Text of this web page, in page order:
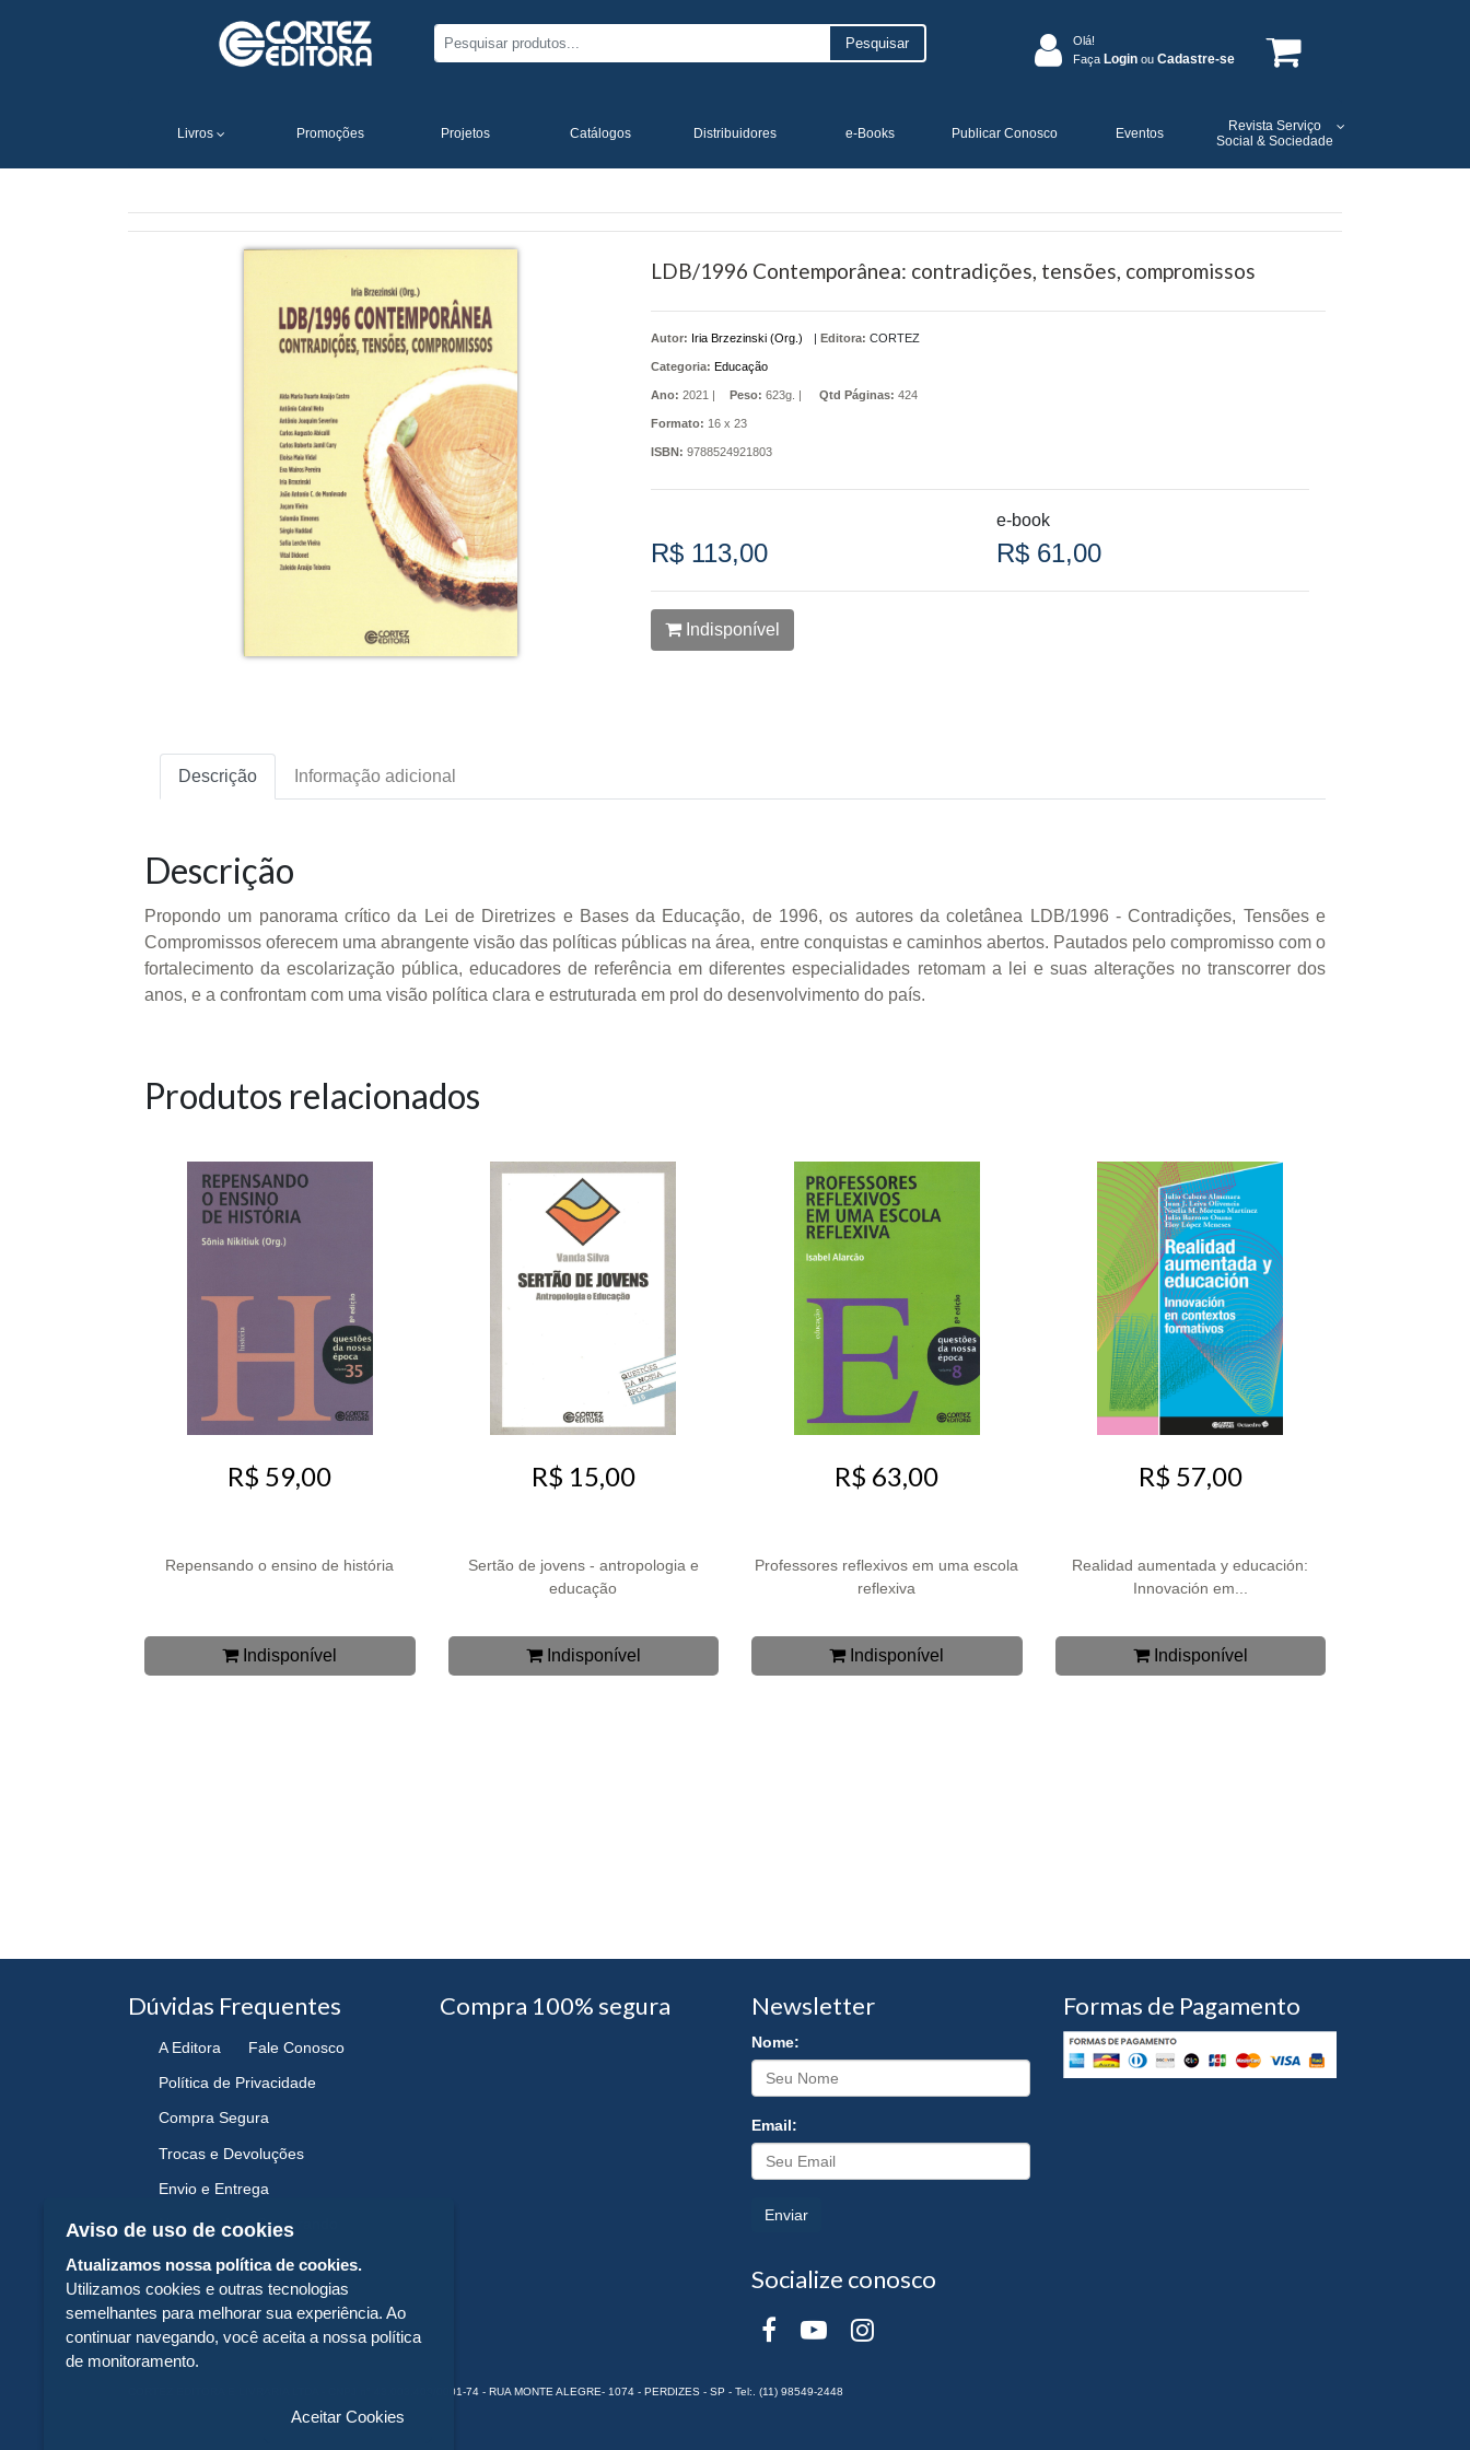
Pesquisar
Olá!
Faça Login ou Cadastre-se
Livros Promoções Projetos Catálogos Distribuidores e-Books Publicar Conosco Eventos
Revista Serviço
Social & Sociedade
LDB/1996 Contemporânea: contradições, tensões, compromissos
Autor: Iria Brzezinski (Org.) | Editora: CORTEZ
Categoria: Educação
Ano: 2021 | Peso: 623g. | Qtd Páginas: 424
Formato: 16 x 23
ISBN: 9788524921803
e-book
R$ 113,00 R$ 61,00
Indisponível
Descrição Informação adicional
Descrição
Propondo um panorama crítico da Lei de Diretrizes e Bases da Educação, de 1996, os autores da coletânea LDB/1996 - Contradições, Tensões e
Compromissos oferecem uma abrangente visão das políticas públicas na área, entre conquistas e caminhos abertos. Pautados pelo compromisso com o
fortalecimento da escolarização pública, educadores de referência em diferentes especialidades retomam a lei e suas alterações no transcorrer dos
anos, e a confrontam com uma visão política clara e estruturada em prol do desenvolvimento do país.
Produtos relacionados
R$ 59,00
Repensando o ensino de história
Indisponível
R$ 15,00
Sertão de jovens - antropologia e
educação
Indisponível
R$ 63,00
Professores reflexivos em uma escola
reflexiva
Indisponível
R$ 57,00
Realidad aumentada y educación:
Innovación em...
Indisponível
Dúvidas Frequentes
A Editora Fale Conosco
Política de Privacidade
Compra Segura
Trocas e Devoluções
Envio e Entrega
Navegando e Comprando
Compra 100% segura Newsletter
Nome:
Email:
Enviar
Socialize conosco
Formas de Pagamento
CORTEZ EDITORA E LIVRARIA LTDA - CNPJ n° 43.003.409/0001-74 - RUA MONTE ALEGRE- 1074 - PERDIZES - SP - Tel:. (11) 98549-2448
Aviso de uso de cookies
Atualizamos nossa política de cookies.
Utilizamos cookies e outras tecnologias
semelhantes para melhorar sua experiência. Ao
continuar navegando, você aceita a nossa política
de monitoramento.
Aceitar Cookies